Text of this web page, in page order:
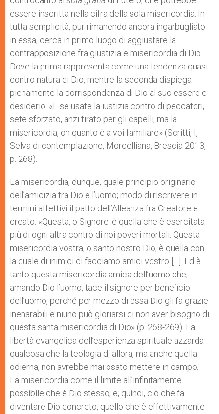
essere inscritta nella cifra della sola misericordia. In
tutta semplicità, pur rimanendo ancora ingarbugliato
in essa, cerca in primo luogo di aggiustare la
contrapposizione fra giustizia e misericordia di Dio.
Dove la prima rappresenta come una tendenza quasi
contro natura di Dio, mentre la seconda dispiega
pienamente la corrispondenza di Dio al suo essere e
desiderio: «E se usate la iustizia contro di peccatori,
sete sforzato, anzi tirato per gli capelli; ma la
misericordia, oh quanto è a voi familiare» (Scritti, I,
Selva di contemplazione, Morcelliana, Brescia 2013,
p. 268).
La misericordia, dunque, quale principio originario
dell’amicizia tra Dio e l’uomo; modo di riscrivere in
termini affettivi il patto dell’Alleanza fra Creatore e
creato: «Questa, o Signore, è quella che è esercitata
più di ogni altra contro di noi poveri mortali. Questa
misericordia vostra, o santo nostro Dio, è quella con
la quale di inimici ci facciamo amici vostro […]. Ed è
tanto questa misericordia amica dell’uomo che,
amando Dio l’uomo, tace il signore per beneficio
dell’uomo, perché per mezzo di essa Dio gli fa grazie
inenarabili e niuno può gloriarsi di non aver bisogno di
questa santa misericordia di Dio» (p. 268-269). La
libertà evangelica dell’esperienza spirituale azzarda
qualcosa che la teologia di allora, ma anche quella
odierna, non avrebbe mai osato mettere in campo.
La misericordia come il limite all’infinitamente
possibile che è Dio stesso; e, quindi, ciò che fa
diventare Dio concreto, quello che è effettivamente